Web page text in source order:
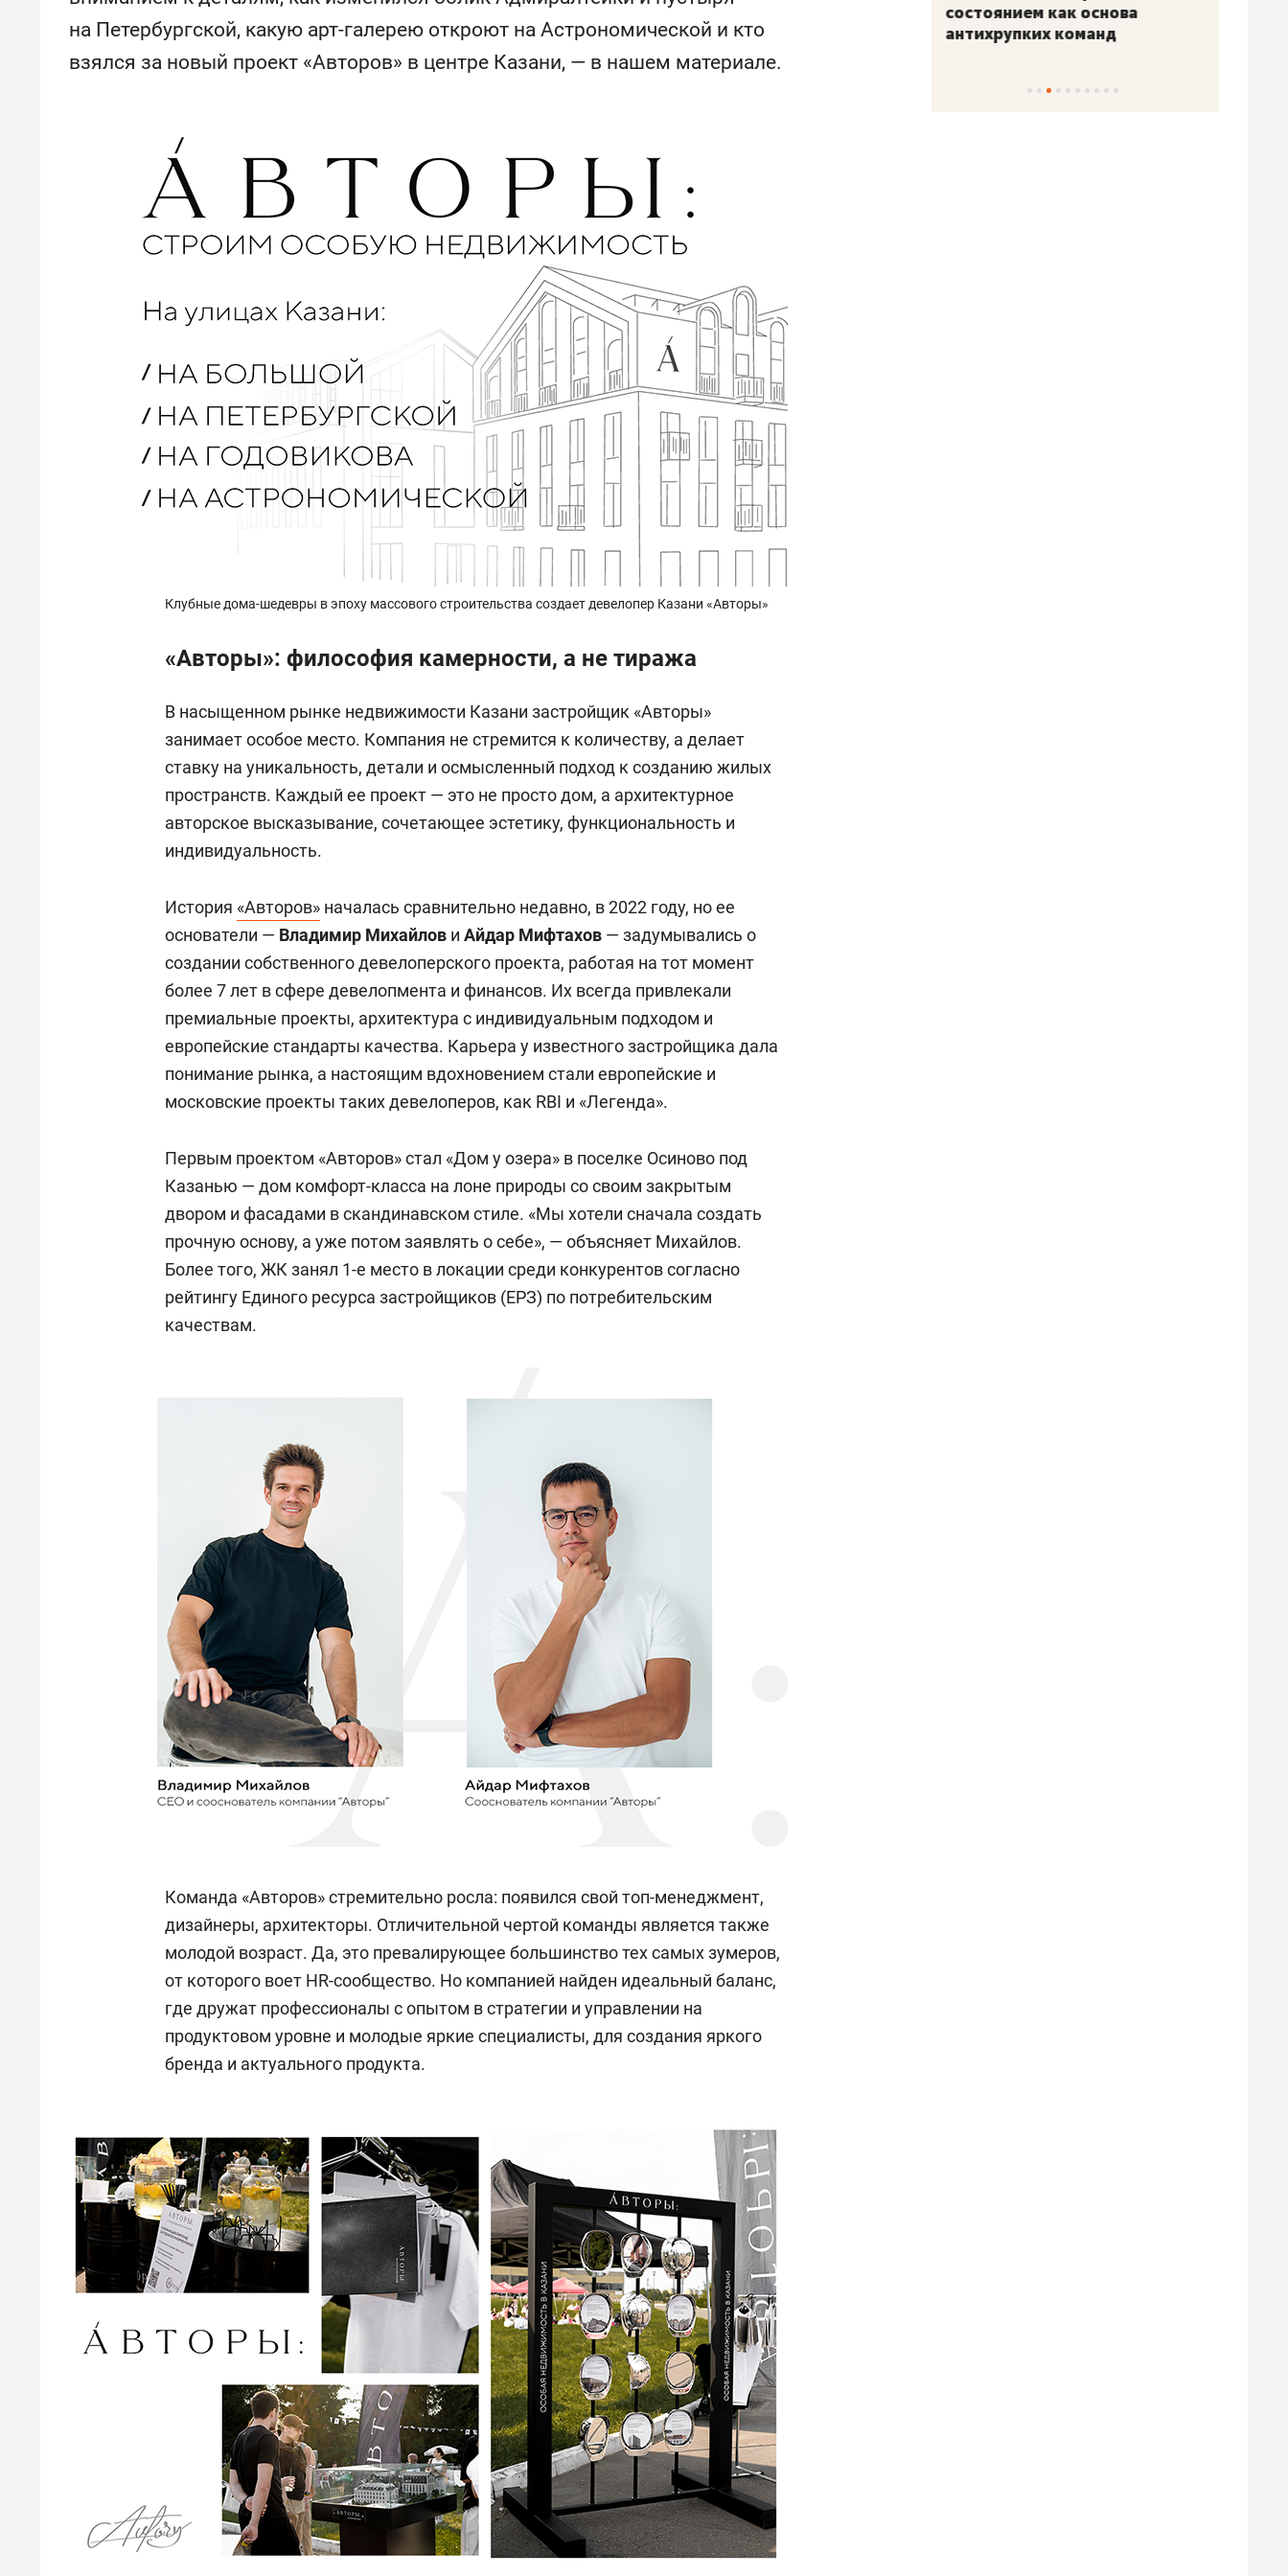
на Петербургской, какую арт-галерею откроют на Астрономической и кто
взялся за новый проект «Авторов» в центре Казани, — в нашем материале.
Клубные дома-шедевры в эпоху массового строительства создает девелопер Казани «Авторы»
«Авторы»: философия камерности, а не тиража
В насыщенном рынке недвижимости Казани застройщик «Авторы»
занимает особое место. Компания не стремится к количеству, а делает
ставку на уникальность, детали и осмысленный подход к созданию жилых
пространств. Каждый ее проект — это не просто дом, а архитектурное
авторское высказывание, сочетающее эстетику, функциональность и
индивидуальность.
История «Авторов» началась сравнительно недавно, в 2022 году, но ее
основатели — Владимир Михайлов и Айдар Мифтахов — задумывались о
создании собственного девелоперского проекта, работая на тот момент
более 7 лет в сфере девелопмента и финансов. Их всегда привлекали
премиальные проекты, архитектура с индивидуальным подходом и
европейские стандарты качества. Карьера у известного застройщика дала
понимание рынка, а настоящим вдохновением стали европейские и
московские проекты таких девелоперов, как RBI и «Легенда».
Первым проектом «Авторов» стал «Дом у озера» в поселке Осиново под
Казанью — дом комфорт-класса на лоне природы со своим закрытым
двором и фасадами в скандинавском стиле. «Мы хотели сначала создать
прочную основу, а уже потом заявлять о себе», — объясняет Михайлов.
Более того, ЖК занял 1-е место в локации среди конкурентов согласно
рейтингу Единого ресурса застройщиков (ЕРЗ) по потребительским
качествам.
Команда «Авторов» стремительно росла: появился свой топ-менеджмент,
дизайнеры, архитекторы. Отличительной чертой команды является также
молодой возраст. Да, это превалирующее большинство тех самых зумеров,
от которого воет HR-сообщество. Но компанией найден идеальный баланс,
где дружат профессионалы с опытом в стратегии и управлении на
продуктовом уровне и молодые яркие специалисты, для создания яркого
бренда и актуального продукта.
состоянием как основа
антихрупких команд
«Гонка Героев»